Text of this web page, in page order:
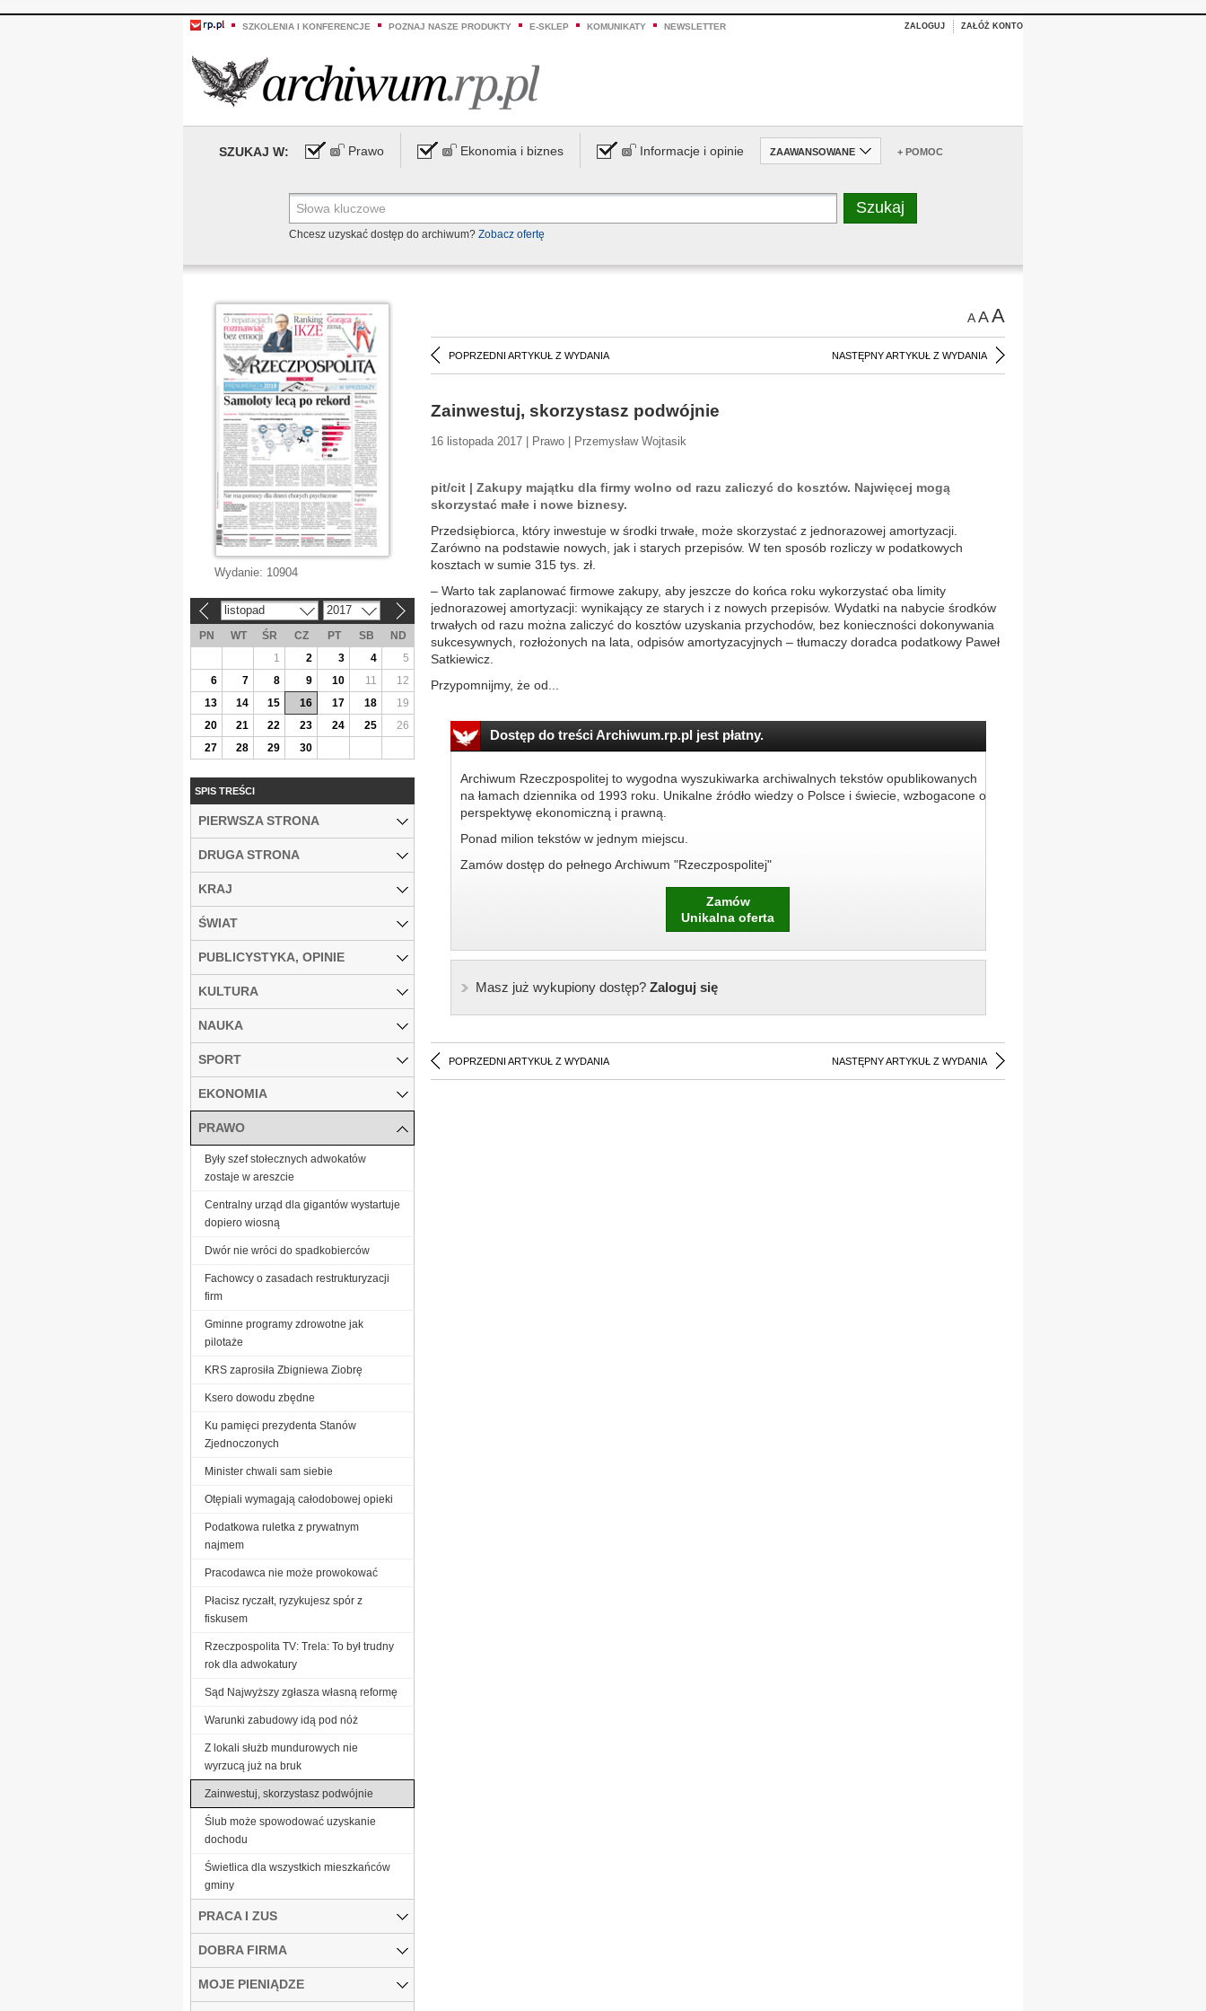
SZKOLENIA I KONFERENCJE POZNAJ NASZE PRODUKTY E-SKLEP KOMUNIKATY NEWSLETTER ZALOGUJ ZAŁÓŻ KONTO
SZUKAJ W: Prawo Ekonomia i biznes Informacje i opinie ZAAWANSOWANE + POMOC
Chcesz uzyskać dostęp do archiwum? Zobacz ofertę
AAA
POPRZEDNI ARTYKUŁ Z WYDANIA NASTĘPNY ARTYKUŁ Z WYDANIA
Zainwestuj, skorzystasz podwójnie
16 listopada 2017 | Prawo | Przemysław Wojtasik
pit/cit | Zakupy majątku dla firmy wolno od razu zaliczyć do kosztów. Najwięcej mogą
skorzystać małe i nowe biznesy.
Przedsiębiorca, który inwestuje w środki trwałe, może skorzystać z jednorazowej amortyzacji.
Zarówno na podstawie nowych, jak i starych przepisów. W ten sposób rozliczy w podatkowych
kosztach w sumie 315 tys. zł.
– Warto tak zaplanować firmowe zakupy, aby jeszcze do końca roku wykorzystać oba limity
jednorazowej amortyzacji: wynikający ze starych i z nowych przepisów. Wydatki na nabycie środków
trwałych od razu można zaliczyć do kosztów uzyskania przychodów, bez konieczności dokonywania
sukcesywnych, rozłożonych na lata, odpisów amortyzacyjnych – tłumaczy doradca podatkowy Paweł
Satkiewicz.
Przypomnijmy, że od...
Dostęp do treści Archiwum.rp.pl jest płatny.
Archiwum Rzeczpospolitej to wygodna wyszukiwarka archiwalnych tekstów opublikowanych
na łamach dziennika od 1993 roku. Unikalne źródło wiedzy o Polsce i świecie, wzbogacone o
perspektywę ekonomiczną i prawną.
Ponad milion tekstów w jednym miejscu.
Zamów dostęp do pełnego Archiwum "Rzeczpospolitej"
Zamów
Unikalna oferta
Masz już wykupiony dostęp?Zaloguj się
POPRZEDNI ARTYKUŁ Z WYDANIA NASTĘPNY ARTYKUŁ Z WYDANIA
Wydanie: 10904
listopad 2017
PN WT ŚR CZ PT SB
ND
1
2 3 4
5
6
7 8 9 10 11
12
13
14 15 16 17 18
19
20
21 22 23 24 25
26
27
28 29 30
SPIS TREŚCI
PIERWSZA STRONA
DRUGA STRONA
KRAJ
ŚWIAT
PUBLICYSTYKA, OPINIE
KULTURA
NAUKA
SPORT
EKONOMIA
PRAWO
Były szef stołecznych adwokatów
zostaje w areszcie
Centralny urząd dla gigantów wystartuje
dopiero wiosną
Dwór nie wróci do spadkobierców
Fachowcy o zasadach restrukturyzacji
firm
Gminne programy zdrowotne jak
pilotaże
KRS zaprosiła Zbigniewa Ziobrę
Ksero dowodu zbędne
Ku pamięci prezydenta Stanów
Zjednoczonych
Minister chwali sam siebie
Otępiali wymagają całodobowej opieki
Podatkowa ruletka z prywatnym
najmem
Pracodawca nie może prowokować
Płacisz ryczałt, ryzykujesz spór z
fiskusem
Rzeczpospolita TV: Trela: To był trudny
rok dla adwokatury
Sąd Najwyższy zgłasza własną reformę
Warunki zabudowy idą pod nóż
Z lokali służb mundurowych nie
wyrzucą już na bruk
Zainwestuj, skorzystasz podwójnie
Ślub może spowodować uzyskanie
dochodu
Świetlica dla wszystkich mieszkańców
gminy
PRACA I ZUS
DOBRA FIRMA
MOJE PIENIĄDZE